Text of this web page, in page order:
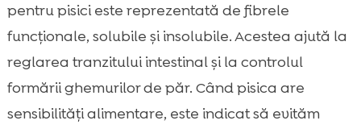
pentru pisici este reprezentată de fibrele
funcționale, solubile și insolubile. Acestea ajută la
reglarea tranzitului intestinal și la controlul
formării ghemurilor de păr. Când pisica are
sensibilități alimentare, este indicat să evităm